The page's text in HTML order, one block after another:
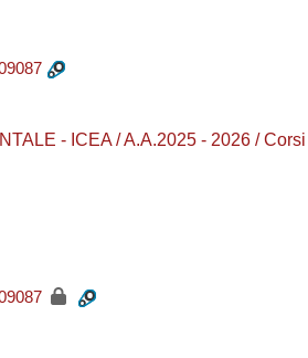
- ICEA / A.A.2025 - 2026 /